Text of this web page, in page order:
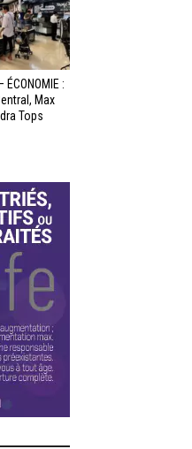
ÉCONOMIE :
Max
Tops